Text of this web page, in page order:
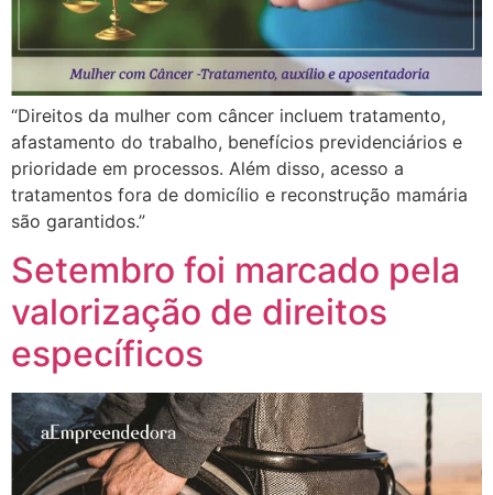
“Direitos da mulher com câncer incluem tratamento,
afastamento do trabalho, benefícios previdenciários e
prioridade em processos. Além disso, acesso a
tratamentos fora de domicílio e reconstrução mamária
são garantidos.”
Setembro foi marcado pela
valorização de direitos
específicos